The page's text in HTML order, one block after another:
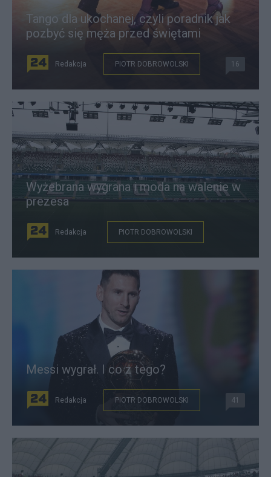
Tango dla ukochanej, czyli poradnik jak
pozbyć się męża przed świętami
Redakcja PIOTR DOBROWOLSKI 16
Wyżebrana wygrana i moda na walenie w
prezesa
Redakcja PIOTR DOBROWOLSKI
Messi wygrał. I co z tego?
Redakcja PIOTR DOBROWOLSKI 41